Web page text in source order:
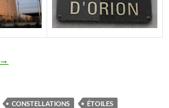
L’astronomie dans l’imaginaire collectif
→
CONSTELLATIONS
ÉTOILES